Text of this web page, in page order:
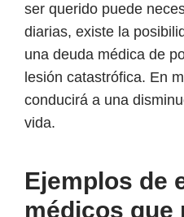
ser querido puede
diarias, existe la
una deuda médica de
lesión catastrófica. En
conducirá a una
vida.
Ejemplos de
médicos que